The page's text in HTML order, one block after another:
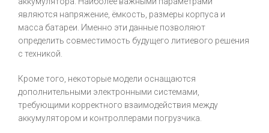
являются напряжение, ёмкость, размеры корпуса и
масса батареи. Именно эти данные позволяют
определить совместимость будущего литиевого решения
с техникой.
Кроме того, некоторые модели оснащаются
дополнительными электронными системами,
требующими корректного взаимодействия между
аккумулятором и контроллерами погрузчика.